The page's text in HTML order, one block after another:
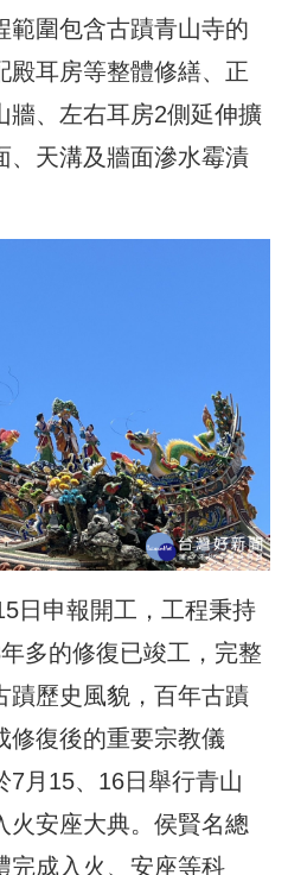
範圍包含古蹟青山寺的
殿耳房等整體修繕、正
牆、左右耳房2側延伸擴
、天溝及牆面滲水霉漬
日申報開工，工程秉持
多的修復已竣工，完整
蹟歷史風貌，百年古蹟
修復後的重要宗教儀
7月15、16日舉行青山
火安座大典。侯賢名總
完成入火、安座等科